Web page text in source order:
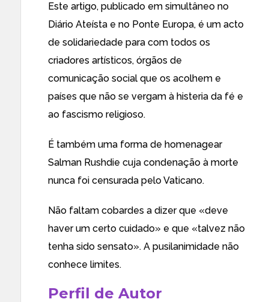
Este artigo, publicado em simultâneo no
Diário Ateísta e no Ponte Europa, é um acto
de solidariedade para com todos os
criadores artísticos, órgãos de
comunicação social que os acolhem e
países que não se vergam à histeria da fé e
ao fascismo religioso.
É também uma forma de homenagear
Salman Rushdie cuja condenação à morte
nunca foi censurada pelo Vaticano.
Não faltam cobardes a dizer que «deve
haver um certo cuidado» e que «talvez não
tenha sido sensato». A pusilanimidade não
conhece limites.
Perfil de Autor